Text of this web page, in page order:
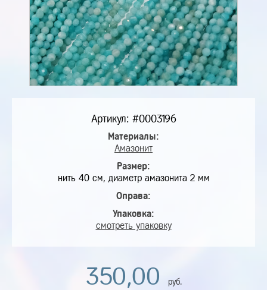
Артикул: #0003196
Материалы:
Амазонит
Размер:
нить 40 см, диаметр амазонита 2 мм
Оправа:
Упаковка:
смотреть упаковку
350,00 руб.